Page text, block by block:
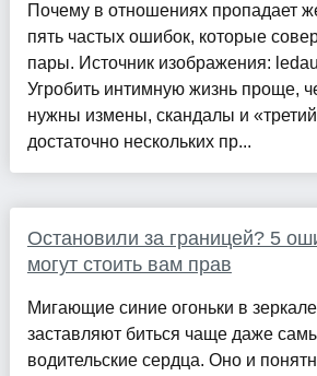
Почему в отношениях пропадает
пять частых ошибок, которые
пары. Источник изображения:
Угробить интимную жизнь проще,
нужны измены, скандалы и
достаточно нескольких пр...
Остановили за границей? 5
могут стоить вам прав
Мигающие синие огоньки в
заставляют биться чаще даже
водительские сердца. Оно и